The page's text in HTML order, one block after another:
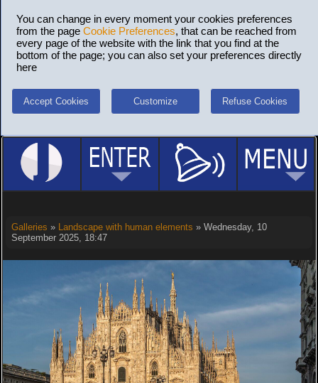
You can change in every moment your cookies preferences
from the page Cookie Preferences, that can be reached from
every page of the website with the link that you find at the
bottom of the page; you can also set your preferences directly
here
Accept Cookies Customize Refuse Cookies
Galleries » Landscape with human elements » Wednesday, 10
September 2025, 18:47